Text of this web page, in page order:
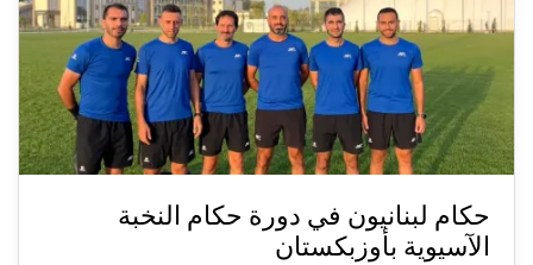
حكام لبنانيون في دورة حكام النخبة
الآسيوية بأوزبكستان